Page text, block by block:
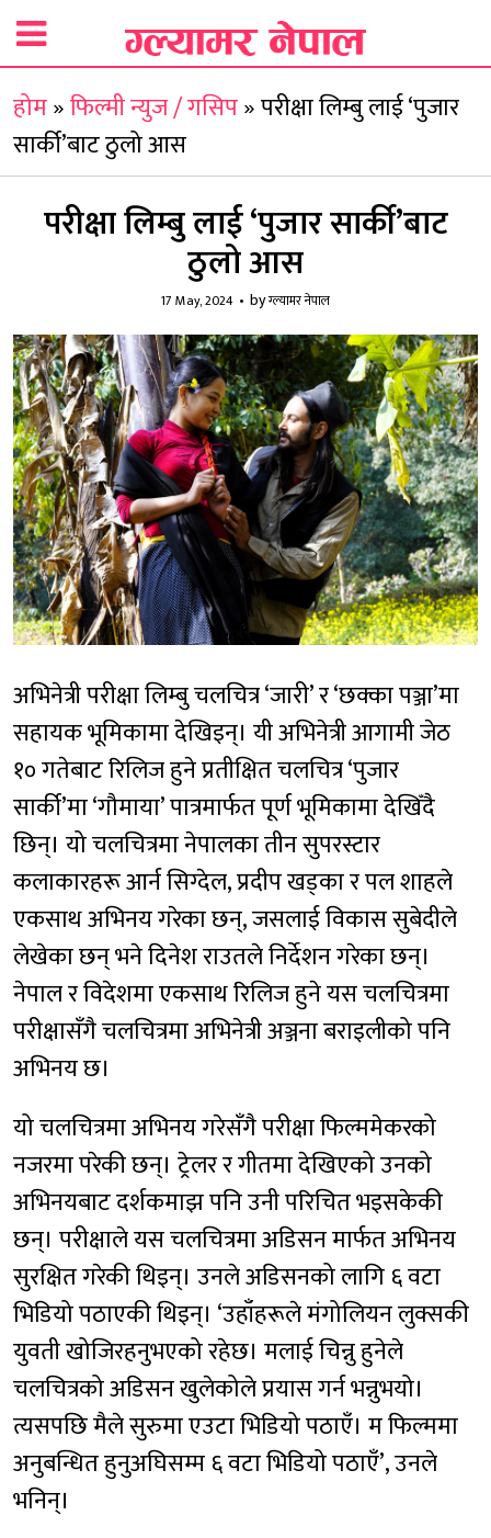
होम»फिल्मी न्युज / गसिप»परीक्षा लिम्बु लाई ‘पुजार
सार्की’बाट ठुलो आस
परीक्षा लिम्बु लाई ‘पुजार सार्की’बाट
ठुलो आस
17 May, 2024 byग्ल्यामर नेपाल
अभिनेत्री परीक्षा लिम्बु चलचित्र ‘जारी’ र ‘छक्का पञ्जा’मा
सहायक भूमिकामा देखिइन्। यी अभिनेत्री आगामी जेठ
१० गतेबाट रिलिज हुने प्रतीक्षित चलचित्र ‘पुजार
सार्की’मा ‘गौमाया’ पात्रमार्फत पूर्ण भूमिकामा देखिँदै
छिन्। यो चलचित्रमा नेपालका तीन सुपरस्टार
कलाकारहरू आर्न सिग्देल, प्रदीप खड्का र पल शाहले
एकसाथ अभिनय गरेका छन्, जसलाई विकास सुबेदीले
लेखेका छन् भने दिनेश राउतले निर्देशन गरेका छन्।
नेपाल र विदेशमा एकसाथ रिलिज हुने यस चलचित्रमा
परीक्षासँगै चलचित्रमा अभिनेत्री अञ्जना बराइलीको पनि
अभिनय छ।
यो चलचित्रमा अभिनय गरेसँगै परीक्षा फिल्ममेकरको
नजरमा परेकी छन्। ट्रेलर र गीतमा देखिएको उनको
अभिनयबाट दर्शकमाझ पनि उनी परिचित भइसकेकी
छन्। परीक्षाले यस चलचित्रमा अडिसन मार्फत अभिनय
सुरक्षित गरेकी थिइन्। उनले अडिसनको लागि ६ वटा
भिडियो पठाएकी थिइन्। ‘उहाँहरूले मंगोलियन लुक्सकी
युवती खोजिरहनुभएको रहेछ। मलाई चिन्नु हुनेले
चलचित्रको अडिसन खुलेकोले प्रयास गर्न भन्नुभयो।
त्यसपछि मैले सुरुमा एउटा भिडियो पठाएँ। म फिल्ममा
अनुबन्धित हुनुअघिसम्म ६ वटा भिडियो पठाएँ’, उनले
भनिन्।